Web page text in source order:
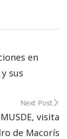
en
sus
Next Post
visita
de Macorís